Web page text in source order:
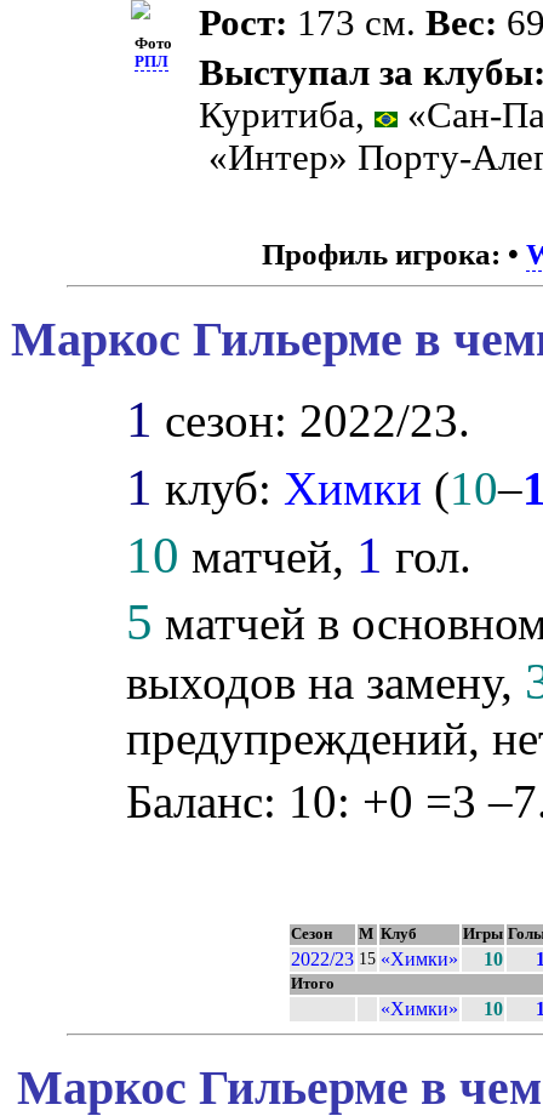
Фото
РПЛ
Рост: 173 см.Вес:
Выступал за
Куритиба,
«Сан-
«Интер» Порту-
Профиль игрока: •
Маркос Гильерме в
1 сезон: 2022/23.
1 клуб: Химки (10–
10 матчей, 1 гол.
5 матчей в
выходов на замену,
предупреждений,
Баланс: 10: +0 =3
Сезон М Клуб Игры
2022/23 15 «Химки» 10
Итого
«Химки» 10
Маркос Гильерме в